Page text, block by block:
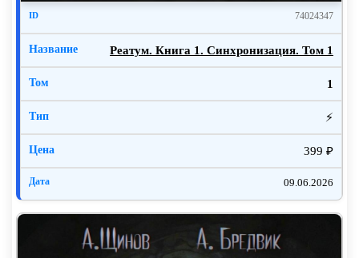
74024347
Реатум. Книга 1. Синхронизация. Том 1
1
⚡
399 ₽
09.06.2026